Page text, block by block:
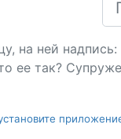
на ней
ее так?